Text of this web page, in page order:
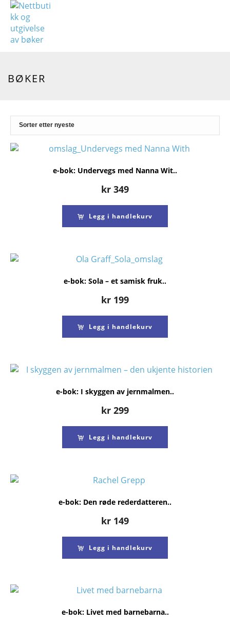
BØKER
e-bok: Undervegs med Nanna Wit..
kr 349
Legg i handlekurv
e-bok: Sola – et samisk fruk..
kr 199
Legg i handlekurv
e-bok: I skyggen av jernmalmen..
kr 299
Legg i handlekurv
e-bok: Den røde rederdatteren..
kr 149
Legg i handlekurv
e-bok: Livet med barnebarna..